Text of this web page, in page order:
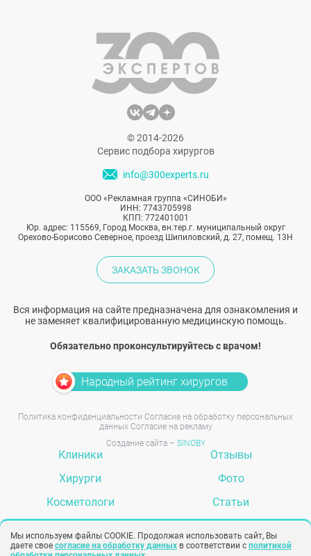
© 2014-2026
Сервис подбора хирургов
info@300experts.ru
ООО «Рекламная группа «СИНОБИ»
ИНН: 7743705998
КПП: 772401001
Юр. адрес: 115569, Город Москва, вн.тер.г. муниципальный округ
Орехово-Борисово Северное, проезд Шипиловский, д. 27, помещ. 13Н
ЗАКАЗАТЬ ЗВОНОК
Вся информация на сайте предназначена для ознакомления и
не заменяет квалифицированную медицинскую помощь.
Обязательно проконсультируйтесь с врачом!
Народный рейтинг хирургов
Политика конфиденциальности Согласие на обработку персональных
данных Согласие на рекламу
Создание сайта – SINOBY
Клиники
Хирурги
Косметологи
Отзывы
Фото
Статьи
Мы используем файлы COOKIE. Продолжая использовать сайт, Вы
даете свое согласие на обработку данных в соответствии с политикой